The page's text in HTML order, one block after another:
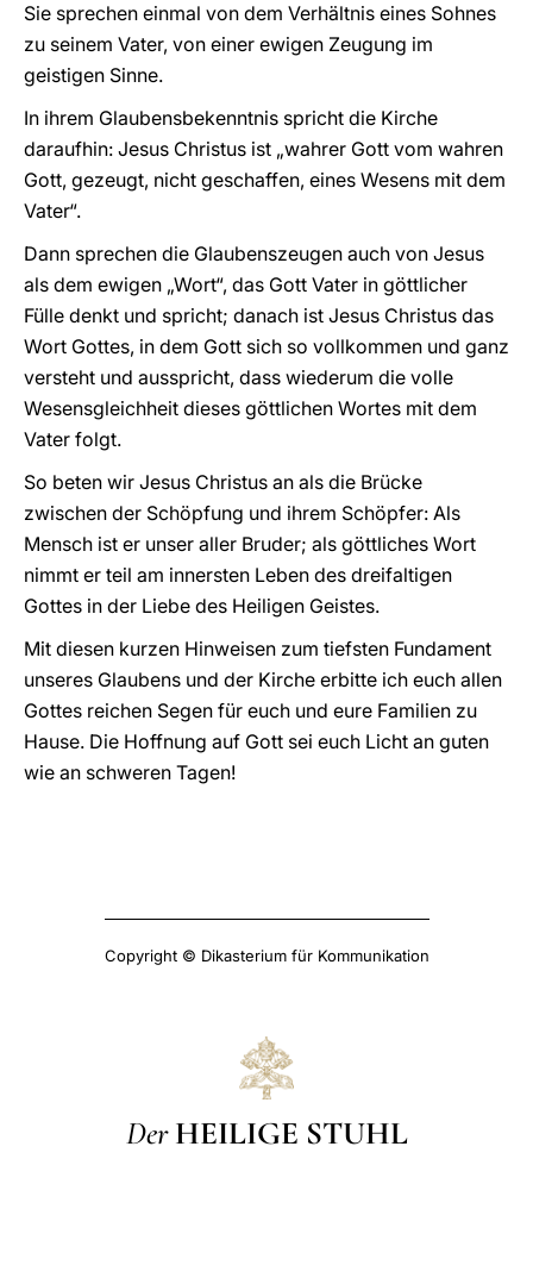
Sie sprechen einmal von dem Verhältnis eines Sohnes
zu seinem Vater, von einer ewigen Zeugung im
geistigen Sinne.
In ihrem Glaubensbekenntnis spricht die Kirche
daraufhin: Jesus Christus ist „wahrer Gott vom wahren
Gott, gezeugt, nicht geschaffen, eines Wesens mit dem
Vater“.
Dann sprechen die Glaubenszeugen auch von Jesus
als dem ewigen „Wort“, das Gott Vater in göttlicher
Fülle denkt und spricht; danach ist Jesus Christus das
Wort Gottes, in dem Gott sich so vollkommen und ganz
versteht und ausspricht, dass wiederum die volle
Wesensgleichheit dieses göttlichen Wortes mit dem
Vater folgt.
So beten wir Jesus Christus an als die Brücke
zwischen der Schöpfung und ihrem Schöpfer: Als
Mensch ist er unser aller Bruder; als göttliches Wort
nimmt er teil am innersten Leben des dreifaltigen
Gottes in der Liebe des Heiligen Geistes.
Mit diesen kurzen Hinweisen zum tiefsten Fundament
unseres Glaubens und der Kirche erbitte ich euch allen
Gottes reichen Segen für euch und eure Familien zu
Hause. Die Hoffnung auf Gott sei euch Licht an guten
wie an schweren Tagen!
Copyright © Dikasterium für Kommunikation
Der HEILIGE STUHL